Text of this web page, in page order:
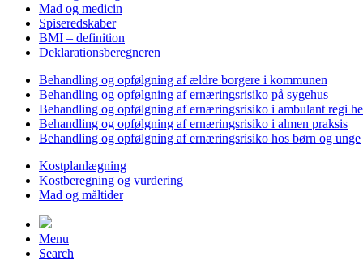
Mad og medicin
Spiseredskaber
BMI – definition
Deklarationsberegneren
Behandling og opfølgning af ældre borgere i kommunen
Behandling og opfølgning af ernæringsrisiko på sygehus
Behandling og opfølgning af ernæringsrisiko i ambulant regi
Behandling og opfølgning af ernæringsrisiko i almen praksis
Behandling og opfølgning af ernæringsrisiko hos børn og unge
Kostplanlægning
Kostberegning og vurdering
Mad og måltider
Menu
Search